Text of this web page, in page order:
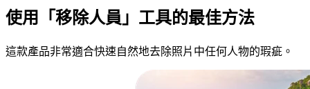
使用「移除人員」工具的最佳方法
這款產品非常適合快速自然地去除照片中任何人物的瑕疵。